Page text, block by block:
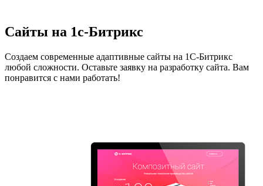
Сайты на 1с-Битрикс
Создаем современные адаптивные сайты на 1С-Битрикс
любой сложности. Оставьте заявку на разработку сайта. Вам
понравится с нами работать!